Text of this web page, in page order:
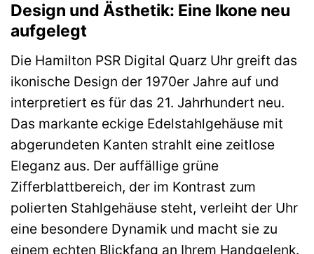
Design und Ästhetik: Eine Ikone neu
aufgelegt
Die Hamilton PSR Digital Quarz Uhr greift das
ikonische Design der 1970er Jahre auf und
interpretiert es für das 21. Jahrhundert neu.
Das markante eckige Edelstahlgehäuse mit
abgerundeten Kanten strahlt eine zeitlose
Eleganz aus. Der auffällige grüne
Zifferblattbereich, der im Kontrast zum
polierten Stahlgehäuse steht, verleiht der Uhr
eine besondere Dynamik und macht sie zu
einem echten Blickfang an Ihrem Handgelenk.